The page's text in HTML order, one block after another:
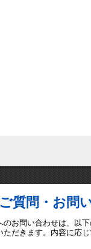
質問・お問
のお問い合わせは、以
だきます。内容に応